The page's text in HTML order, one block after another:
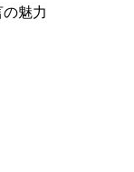
魅力